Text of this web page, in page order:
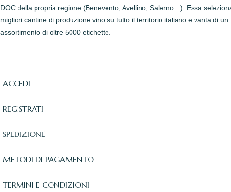
DOC della propria regione (Benevento, Avellino, Salerno…). Essa
migliori cantine di produzione vino su tutto il territorio italiano e vanta di un
assortimento di oltre 5000 etichette.
ACCEDI
REGISTRATI
SPEDIZIONE
METODI DI PAGAMENTO
TERMINI E CONDIZIONI